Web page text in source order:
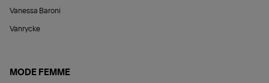
Vanessa Baroni
Vanrycke
MODE FEMME